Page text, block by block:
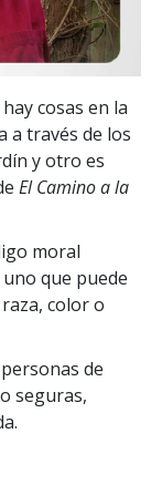
cosas en la
a través de los
y otro es
El Camino a la
moral
que puede
color o
de
seguras,